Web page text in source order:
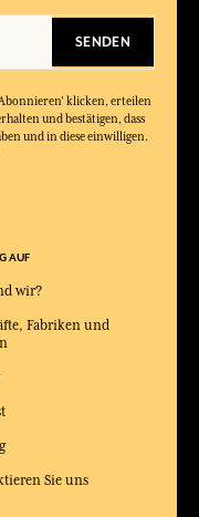
SENDEN
klicken, erteilen
und bestätigen, dass
und in diese einwilligen.
AUF
wir?
Fabriken und
Sie uns